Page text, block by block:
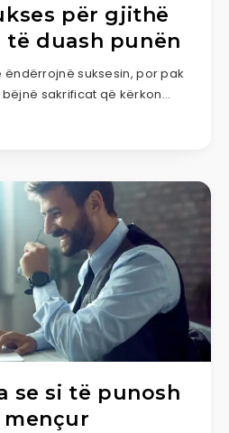
për gjithë
të duash punën
ëndërrojnë suksesin, por pak
sakrificat që kërkon…
se si të punosh
mençur